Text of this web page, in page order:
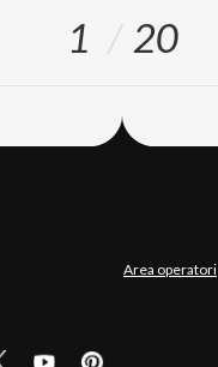
1 20
Area operatori